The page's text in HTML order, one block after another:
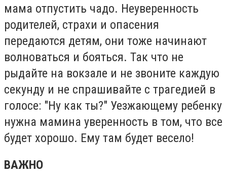
мама отпустить чадо. Неуверенность
родителей, страхи и опасения
передаются детям, они тоже начинают
волноваться и бояться. Так что не
рыдайте на вокзале и не звоните каждую
секунду и не спрашивайте с трагедией в
голосе: "Ну как ты?" Уезжающему ребенку
нужна мамина уверенность в том, что все
будет хорошо. Ему там будет весело!
ВАЖНО